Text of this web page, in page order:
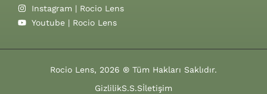
Instagram | Rocio Lens
Youtube | Rocio Lens
Rocio Lens, 2026 ® Tüm Hakları Saklıdır.
GizlilikS.S.Sİletişim